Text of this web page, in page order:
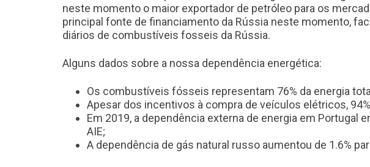
neste momento o maior exportador de petróleo para os
principal fonte de financiamento da Rússia neste momento,
diários de combustíveis fosseis da Rússia.
Alguns dados sobre a nossa dependência energética:
Os combustíveis fósseis representam 76% da energia
Apesar dos incentivos à compra de veículos elétricos,
Em 2019, a dependência externa de energia em Portugal
AIE;
A dependência de gás natural russo aumentou de 1.6%